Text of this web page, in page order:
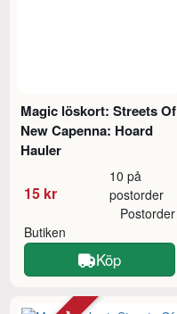
Magic löskort: Streets Of
New Capenna: Hoard
Hauler
15 kr
10 på
postorder
Butiken
Postorder
Köp